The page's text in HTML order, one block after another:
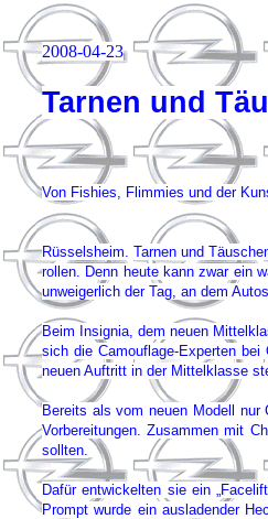
2008-04-23
Tarnen und
Von Fishies, Flimmies und der
Rüsselsheim. Tarnen und
rollen. Denn heute kann zwar ein
unweigerlich der Tag, an dem
Beim Insignia, dem neuen
sich die Camouflage-Experten
neuen Auftritt in der Mittelklasse
Bereits als vom neuen Modell nur
Vorbereitungen. Zusammen mit
sollten.
Dafür entwickelten sie ein
Prompt wurde ein ausladender